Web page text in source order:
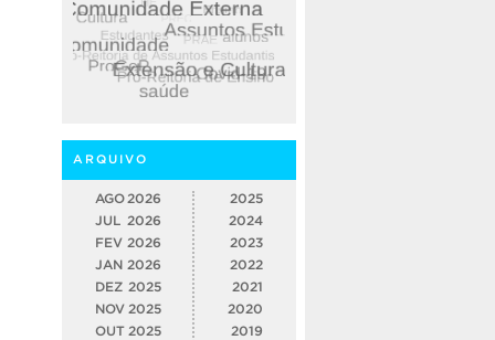
ARQUIVO
AGO 2026
JUL 2026
FEV 2026
JAN 2026
DEZ 2025
NOV 2025
OUT 2025
2025
2024
2023
2022
2021
2020
2019